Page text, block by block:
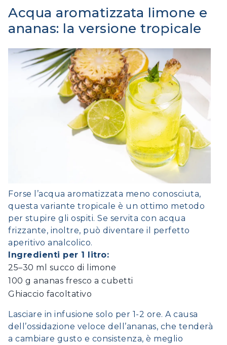
Acqua aromatizzata limone e
ananas: la versione tropicale
Forse l’acqua aromatizzata meno conosciuta,
questa variante tropicale è un ottimo metodo
per stupire gli ospiti. Se servita con acqua
frizzante, inoltre, può diventare il perfetto
aperitivo analcolico.
Ingredienti per 1 litro:
25–30 ml succo di limone
100 g ananas fresco a cubetti
Ghiaccio facoltativo
Lasciare in infusione solo per 1-2 ore. A causa
dell’ossidazione veloce dell’ananas, che tenderà
a cambiare gusto e consistenza, è meglio